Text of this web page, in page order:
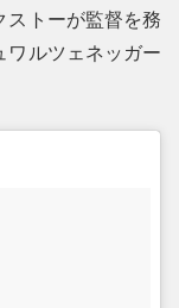
ストーが監督を務
ルツェネッガー